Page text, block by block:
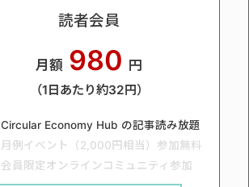
読者会員
月額 980 円
（1日あたり約32円）
Circular Economy Hub の記事読み放題
月例イベント（2,000円相当）参加無料
会員限定オンラインコミュニティ参加